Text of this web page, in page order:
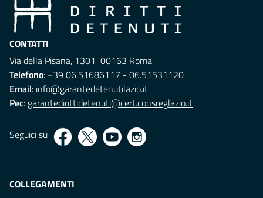
CONTATTI
Via della Pisana, 1301 00163 Roma
Telefono: +39 06.51686117 - 06.51531120
Email: info@garantedetenutilazio.it
Pec: garantedirittidetenuti@cert.consreglazio.it
Seguici su
COLLEGAMENTI